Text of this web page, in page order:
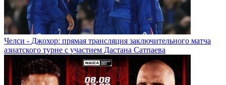
Челси - Джохор: прямая трансляция заключительного матча
азиатского турне с участием Дастана Сатпаева